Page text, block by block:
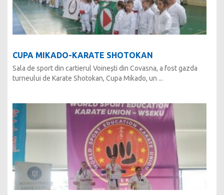
CUPA MIKADO-KARATE SHOTOKAN
Sala de sport din cartierul Voinești din Covasna, a fost gazda
turneului de Karate Shotokan, Cupa Mikado, un ...